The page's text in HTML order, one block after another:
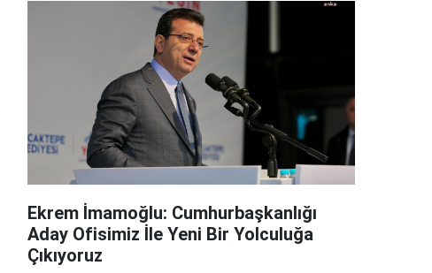
Ekrem İmamoğlu: Cumhurbaşkanlığı
Aday Ofisimiz İle Yeni Bir Yolculuğa
Çıkıyoruz